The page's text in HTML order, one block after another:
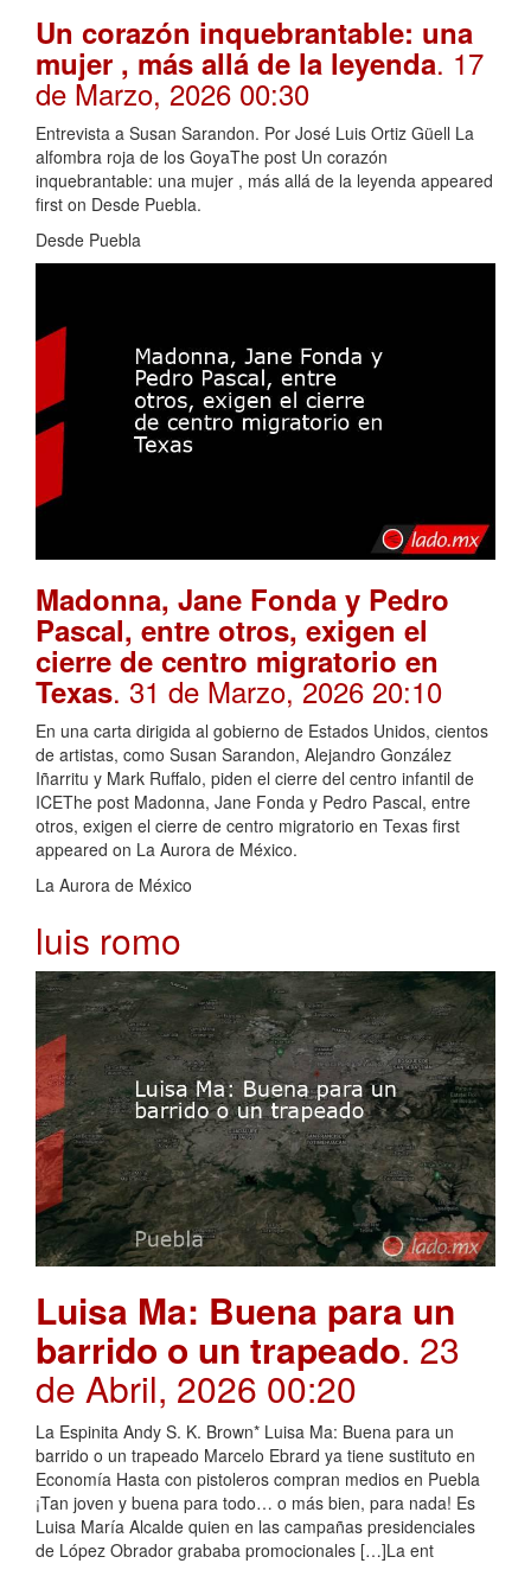
Un corazón inquebrantable: una
mujer , más allá de la leyenda. 17
de Marzo, 2026 00:30
Entrevista a Susan Sarandon. Por José Luis Ortiz Güell La
alfombra roja de los GoyaThe post Un corazón
inquebrantable: una mujer , más allá de la leyenda appeared
first on Desde Puebla.
Desde Puebla
Madonna, Jane Fonda y Pedro
Pascal, entre otros, exigen el
cierre de centro migratorio en
Texas. 31 de Marzo, 2026 20:10
En una carta dirigida al gobierno de Estados Unidos, cientos
de artistas, como Susan Sarandon, Alejandro González
Iñarritu y Mark Ruffalo, piden el cierre del centro infantil de
ICEThe post Madonna, Jane Fonda y Pedro Pascal, entre
otros, exigen el cierre de centro migratorio en Texas first
appeared on La Aurora de México.
La Aurora de México
luis romo
Luisa Ma: Buena para un
barrido o un trapeado. 23
de Abril, 2026 00:20
La Espinita Andy S. K. Brown* Luisa Ma: Buena para un
barrido o un trapeado Marcelo Ebrard ya tiene sustituto en
Economía Hasta con pistoleros compran medios en Puebla
¡Tan joven y buena para todo… o más bien, para nada! Es
Luisa María Alcalde quien en las campañas presidenciales
de López Obrador grababa promocionales […]La ent